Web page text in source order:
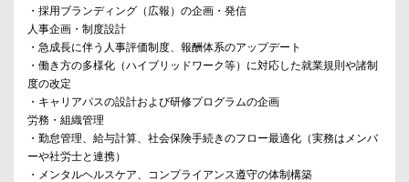
・採用ブランディング（広報）の企画・発信
人事企画・制度設計
・急成長に伴う人事評価制度、報酬体系のアップデート
・働き方の多様化（ハイブリッドワーク等）に対応した就業規則や諸制
度の改定
・キャリアパスの設計および研修プログラムの企画
労務・組織管理
・勤怠管理、給与計算、社会保険手続きのフロー最適化（実務はメンバ
ーや社労士と連携）
・メンタルヘルスケア、コンプライアンス遵守の体制構築